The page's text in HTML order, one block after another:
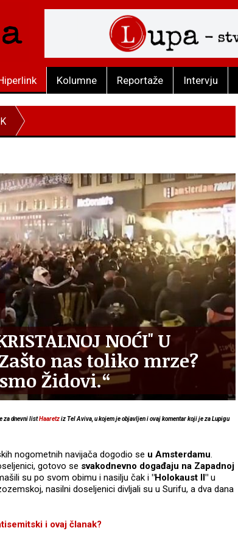
Kolumne Reportaže Intervju
NOĆI" U
nas toliko mrze?
Židovi.“
za dnevni listHaaretziz Tel Aviva, u kojem je objavljen i ovaj komentar koji je za Lupigu
nogometnih navijača dogodio se u Amsterdamu.
gotovo se svakodnevno događaju na Zapadnoj
su po svom obimu i nasilju čak i "Holokaust II" u
nasilni doseljenici divljali su u Surifu, a dva dana
i ovaj članak?